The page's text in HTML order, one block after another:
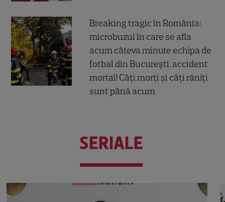
Breaking tragic în România:
microbuzul în care se afla
acum câteva minute echipa de
fotbal din București, accident
mortal! Câți morți și câți răniți
sunt până acum
SERIALE